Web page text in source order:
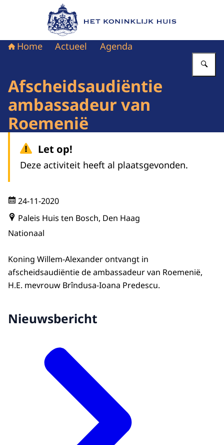
Naar de homepage van Het Koninklijk Huis
Home Actueel Agenda
Afscheidsaudiëntie
ambassadeur van
Roemenië
Let op!
Deze activiteit heeft al plaatsgevonden.
24-11-2020
Paleis Huis ten Bosch, Den Haag
Nationaal
Koning Willem-Alexander ontvangt in
afscheidsaudiëntie de ambassadeur van Roemenië,
H.E. mevrouw Brîndusa-Ioana Predescu.
Nieuwsbericht